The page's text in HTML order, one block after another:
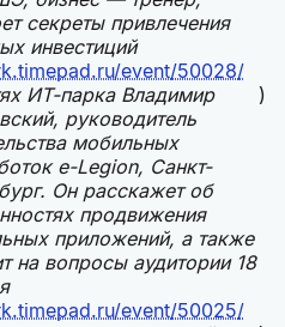
секреты привлечения
инвестиций
event/50028/
ИТ-парка Владимир
руководитель
мобильных
e-Legion, Санкт-
Он расскажет об
продвижения
приложений, а также
на вопросы аудитории 18
)
event/50025/